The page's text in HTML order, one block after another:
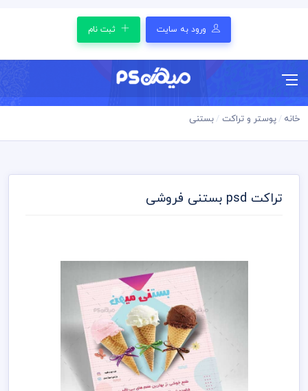
ورود به سایت ثبت نام
خانه پوستر و تراکت بستنی
تراکت psd بستنی فروشی